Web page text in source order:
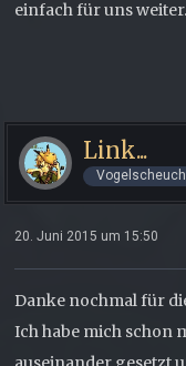
einfach für uns
Link...
20. Juni 2015 um 15:50
Danke nochmal für
Ich habe mich schon